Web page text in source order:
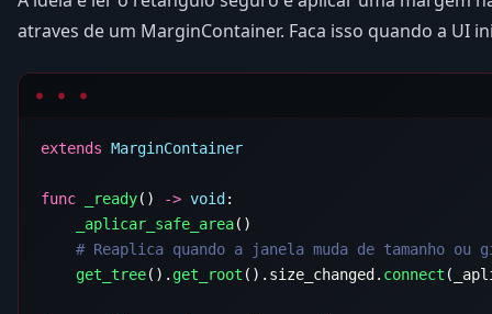
atraves de um MarginContainer. Faca isso quando a UI
extends
func _ready() -> void
    _aplicar_safe_area
    get_tree
(). get_root ().size_changed. connect